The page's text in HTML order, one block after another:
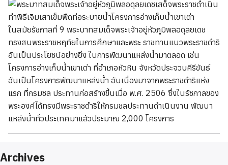
ในสมัยรัชกาลที่ 9 พระบาทสมเด็จพระเจ้าอยู่หัวภูมิพลอดุลยเดช
ทรงสนพระราชหฤทัยในการศึกษาและพระ ราชทานแนวพระราชดำริ
อันเป็นประโยชน์อย่างยิ่ง ในการพัฒนาแหล่งน้ำมาตลอด เช่น
โครงการอ่างเก็บน้ำเขาเต่า ที่อำเภอหัวหิน จังหวัดประจวบคีรีขันธ์
อันเป็นโครงการพัฒนาแหล่งน้ำ อันเนื่องมาจากพระราชดำริแห่ง
แรก ที่กรมชล ประทานก่อสร้างขึ้นเมื่อ พ.ศ. 2506 ซึ่งในรัชกาลของ
พระองค์ได้ทรงมีพระราชดำริให้กรมชลประทานดำเนินงาน พัฒนา
แหล่งน้ำทั่วประเทศมาแล้วประมาณ 2,000 โครงการ
Archives